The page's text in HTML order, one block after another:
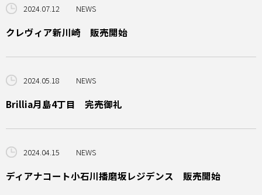
2024.07.12 NEWS
クレヴィア新川崎 販売開始
2024.05.18 NEWS
Brillia月島4丁目 完売御礼
2024.04.15 NEWS
ディアナコート小石川播磨坂レジデンス 販売開始